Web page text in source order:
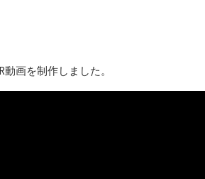
画を制作しました。